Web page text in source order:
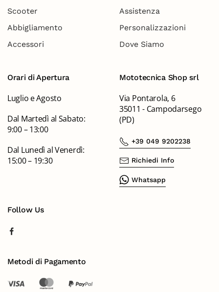
Scooter
Abbigliamento
Accessori
Assistenza
Personalizzazioni
Dove Siamo
Orari di Apertura
Luglio e Agosto
Dal Martedì al Sabato:
9:00 – 13:00
Dal Lunedì al Venerdì:
15:00 – 19:30
Mototecnica Shop srl
Via Pontarola, 6
35011 - Campodarsego
(PD)
+39 049 9202238
Richiedi Info
Whatsapp
Follow Us
Metodi di Pagamento